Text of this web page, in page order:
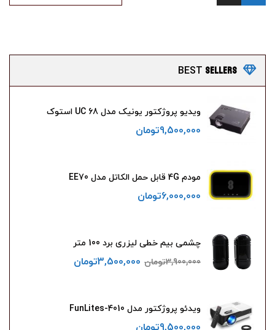
BEST SELLERS
ویدیو پروژکتور یونیک مدل UC 68 استوک
9,500,000تومان
مودم 4G قابل حمل الکاتل مدل EE70
6,000,000تومان
چشمی بیم خطی لیزری برد 100 متر
3,900,000تومان 3,500,000تومان
ویدئو پروژکتور مدل FunLites-4010